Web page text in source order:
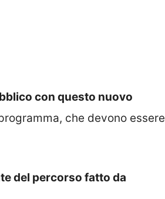
con questo nuovo
che devono essere
del percorso fatto da